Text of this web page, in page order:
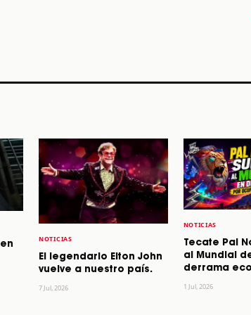
NOTICIAS
El legendario Elton John
vuelve a nuestro país.
7 Jul, 2026
NOTICIAS
Tecate Pal
al Mundial
derrama
1 Jul, 2026